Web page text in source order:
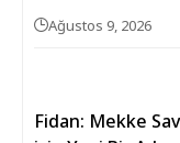
Ağustos 9, 2026
Fidan: Mekke